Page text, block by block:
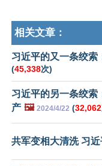
相关文章：
习近平的又一条绞索
(45,338次)
习近平的另一条绞索
产 🖼️ 2024/4/22 (32,062
共军变相大清洗 习